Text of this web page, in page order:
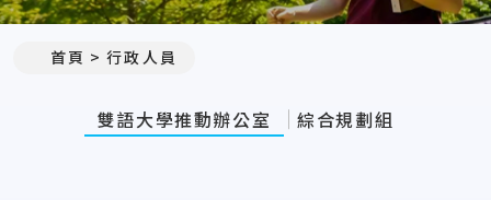
首頁 行政人員
雙語大學推動辦公室 綜合規劃組